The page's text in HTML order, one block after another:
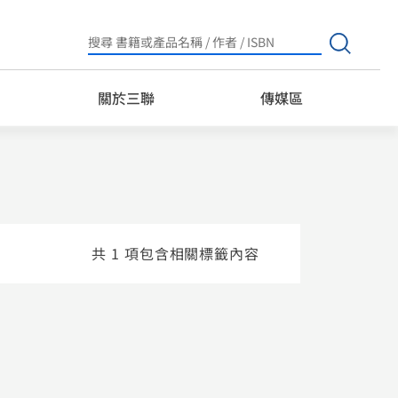
Search
for:
關於三聯 傳媒區
共 1 項包含相關標籤內容